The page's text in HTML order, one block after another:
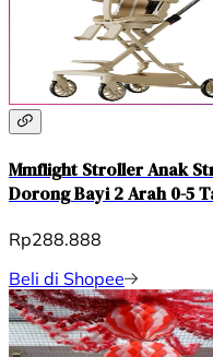
Mmflight Stroller Anak
Dorong Bayi 2 Arah 0-5
Rp288.888
Beli di Shopee